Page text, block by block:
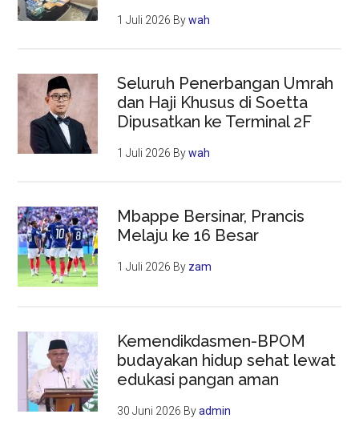
1 Juli 2026 Bywah
Seluruh Penerbangan Umrah
dan Haji Khusus di Soetta
Dipusatkan ke Terminal 2F
1 Juli 2026 Bywah
Mbappe Bersinar, Prancis
Melaju ke 16 Besar
1 Juli 2026 By zam
Kemendikdasmen-BPOM
budayakan hidup sehat lewat
edukasi pangan aman
30 Juni 2026 Byadmin